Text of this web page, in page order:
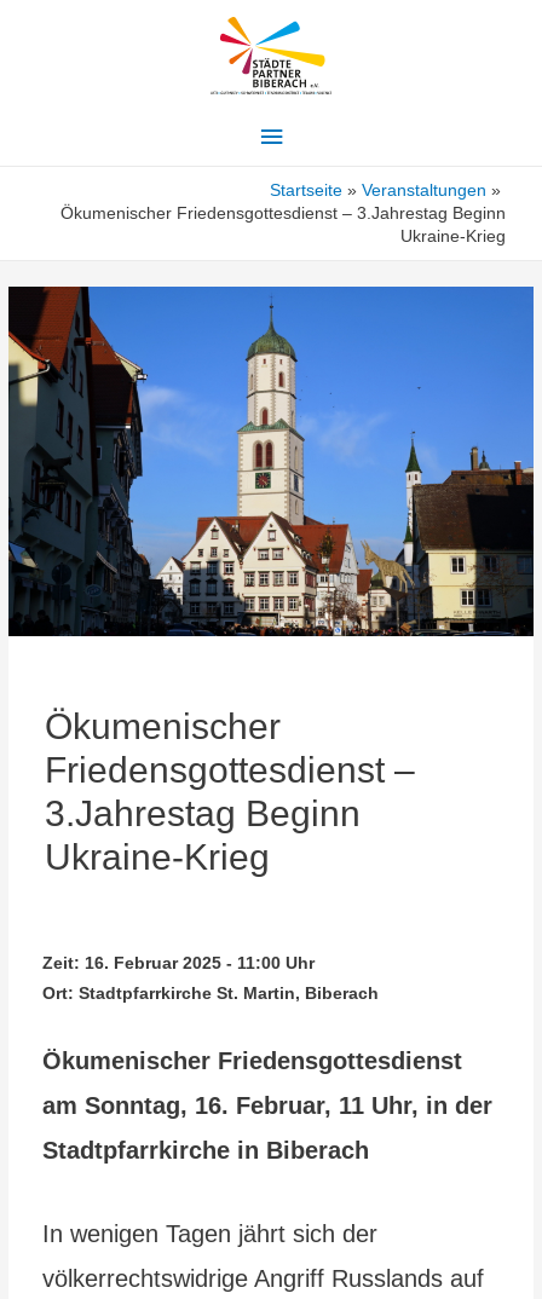
Hauptmenü
Startseite
Veranstaltungen
Ökumenischer Friedensgottesdienst – 3.Jahrestag Beginn
Ukraine-Krieg
Ökumenischer
Friedensgottesdienst –
3.Jahrestag Beginn
Ukraine-Krieg
Zeit: 16. Februar 2025 - 11:00 Uhr
Ort: Stadtpfarrkirche St. Martin, Biberach
Ökumenischer Friedensgottesdienst
am Sonntag, 16. Februar, 11 Uhr, in der
Stadtpfarrkirche in Biberach
In wenigen Tagen jährt sich der
völkerrechtswidrige Angriff Russlands auf